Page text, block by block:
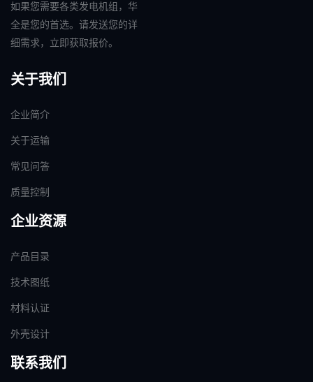
如果您需要各类发电机组，华
全是您的首选。请发送您的详
细需求，立即获取报价。
关于我们
企业简介
关于运输
常见问答
质量控制
企业资源
产品目录
技术图纸
材料认证
外壳设计
联系我们